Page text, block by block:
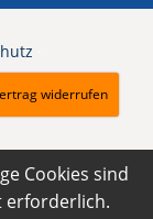
widerrufen
Cookies sind
erforderlich.